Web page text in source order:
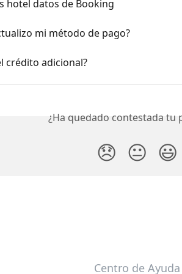
hotel datos de Booking
mi método de pago?
crédito adicional?
¿Ha quedado contestada tu
😞 😐 😃
Centro de Ayuda